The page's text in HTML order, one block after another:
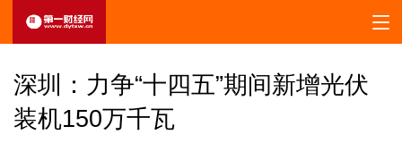
深圳：力争“十四五”期间新增光伏
装机150万千瓦